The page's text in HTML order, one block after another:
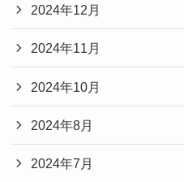
2024年12月
2024年11月
2024年10月
2024年8月
2024年7月